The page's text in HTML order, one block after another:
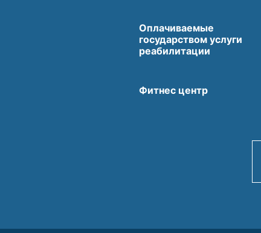
Оплачиваемые
государством услуги
реабилитации
Фитнес центр